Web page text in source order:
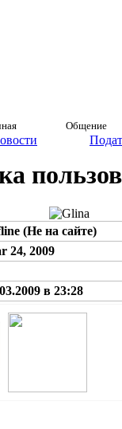
Общение
(Не на сайте)
24, 2009
в 23:28